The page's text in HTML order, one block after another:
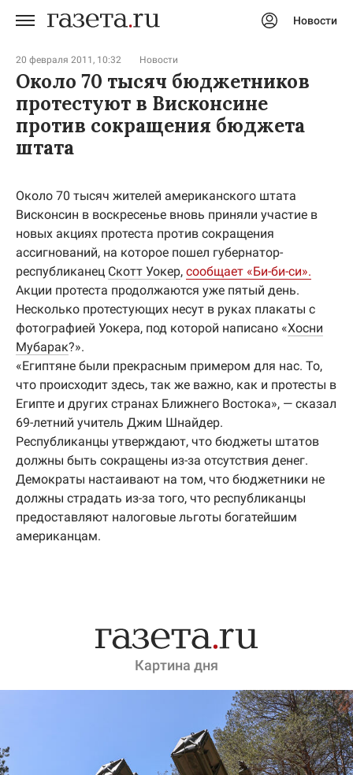
Новости
20 февраля 2011, 10:32 Новости
Около 70 тысяч бюджетников
протестуют в Висконсине
против сокращения бюджета
штата
Около 70 тысяч жителей американского штата
Висконсин в воскресенье вновь приняли участие в
новых акциях протеста против сокращения
ассигнований, на которое пошел губернатор-
республиканец Скотт Уокер, сообщает «Би-би-си».
Акции протеста продолжаются уже пятый день.
Несколько протестующих несут в руках плакаты с
фотографией Уокера, под которой написано «Хосни
Мубарак?».
«Египтяне были прекрасным примером для нас. То,
что происходит здесь, так же важно, как и протесты в
Египте и других странах Ближнего Востока», — сказал
69-летний учитель Джим Шнайдер.
Республиканцы утверждают, что бюджеты штатов
должны быть сокращены из-за отсутствия денег.
Демократы настаивают на том, что бюджетники не
должны страдать из-за того, что республиканцы
предоставляют налоговые льготы богатейшим
американцам.
Картина дня